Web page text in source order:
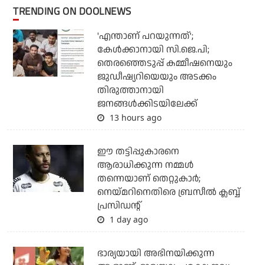
TRENDING ON DOOLNEWS
'എന്താണ് പറയുന്നത്';
കേള്‍ക്കാനായി സി.ജെ.പി;
തെരഞ്ഞെടുപ്പ് കമ്മീഷനെയും
ജുഡീഷ്യറിയെയും അടക്കം
തിരുത്താനായി
ജനങ്ങള്‍ക്കിടയിലേക്ക്
13 hours ago
ഈ തട്ടിപ്പുകാരനെ
ആരാധിക്കുന്ന നമ്മള്‍
തന്നെയാണ് തെറ്റുകാര്‍;
നെയ്മറിനെതിരെ ബ്രസീല്‍ ക്ലബ്ബ്
പ്രസിഡന്റ്
1 day ago
ഭാര്യയായി അഭിനയിക്കുന്ന